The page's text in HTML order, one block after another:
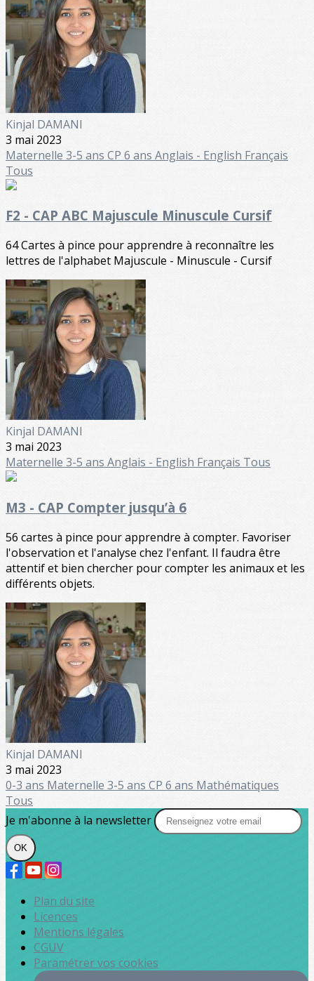
Kinjal DAMANI
3 mai 2023
Maternelle 3-5 ans CP 6 ans Anglais - English Français
Tous
F2 - CAP ABC Majuscule Minuscule Cursif
64 Cartes à pince pour apprendre à reconnaître les
lettres de l'alphabet Majuscule - Minuscule - Cursif
Kinjal DAMANI
3 mai 2023
Maternelle 3-5 ans Anglais - English Français Tous
M3 - CAP Compter jusqu’à 6
56 cartes à pince pour apprendre à compter. Favoriser
l'observation et l'analyse chez l'enfant. Il faudra être
attentif et bien chercher pour compter les animaux et les
différents objets.
Kinjal DAMANI
3 mai 2023
0-3 ans Maternelle 3-5 ans CP 6 ans Mathématiques
Tous
Je m'abonne à la newsletter
OK
Plan du site
Licences
Mentions légales
CGUV
Paramétrer vos cookies